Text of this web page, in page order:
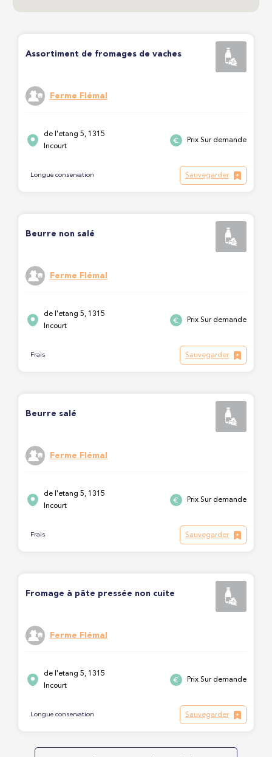
Assortiment de fromages de vaches
Ferme Flémal
de l'etang 5, 1315
Incourt
Prix Sur demande
Longue conservation Sauvegarder
Beurre non salé
Ferme Flémal
de l'etang 5, 1315
Incourt
Prix Sur demande
Frais Sauvegarder
Beurre salé
Ferme Flémal
de l'etang 5, 1315
Incourt
Prix Sur demande
Frais Sauvegarder
Fromage à pâte pressée non cuite
Ferme Flémal
de l'etang 5, 1315
Incourt
Prix Sur demande
Longue conservation Sauvegarder